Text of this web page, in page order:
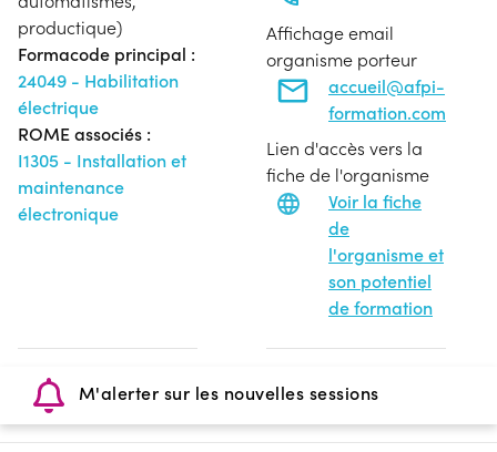
productique)
Formacode principal :
24049 - Habilitation
électrique
ROME associés :
I1305 - Installation et
maintenance
électronique
Affichage email
organisme porteur
accueil@afpi-
formation.com
Lien d'accès vers la
fiche de l'organisme
Voir la fiche
de
l'organisme et
son potentiel
de formation
M'alerter sur les nouvelles sessions